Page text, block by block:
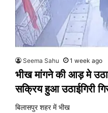
Seema Sahu 1 week ago
भीख मांगने की आड़ मे
सक्रिय हुआ उठाईगिरी
बिलासपुर शहर में भीख